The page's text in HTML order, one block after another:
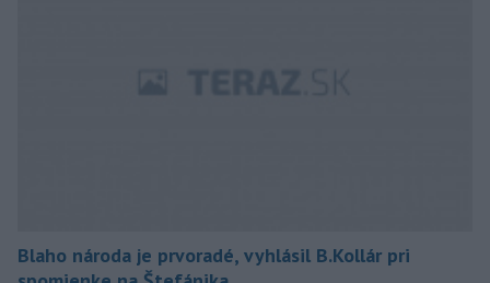
Blaho národa je prvoradé, vyhlásil B.Kollár pri